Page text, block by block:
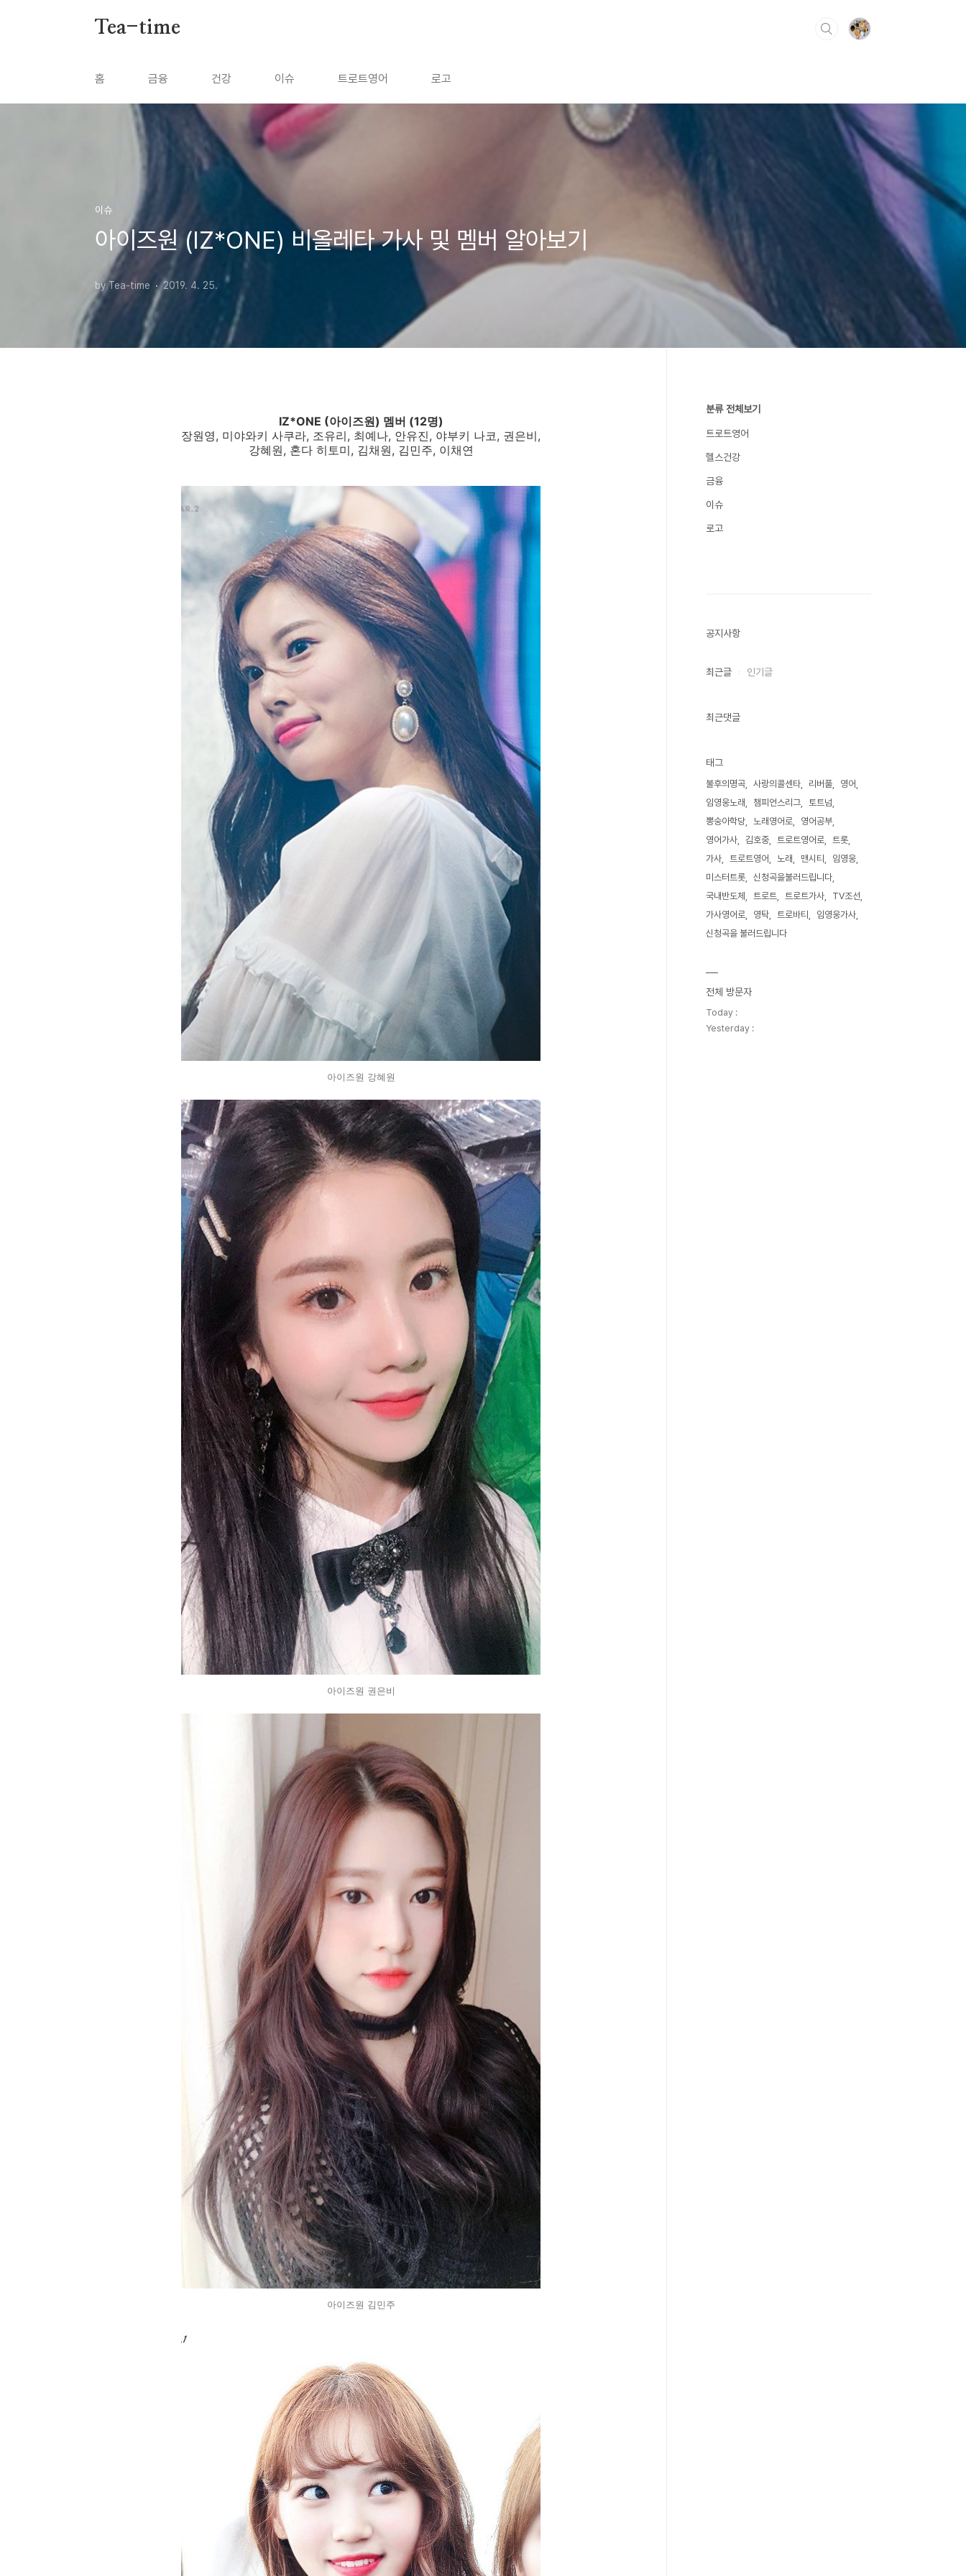
Tea-time
홈 금융 건강 이슈 트로트영어 로고
이슈
아이즈원 (IZ*ONE) 비올레타 가사 및 멤버 알아보기
by Tea-time 2019. 4. 25.
IZ*ONE (아이즈원) 멤버 (12명)
장원영, 미야와키 사쿠라, 조유리, 최예나, 안유진, 야부키 나코, 권은비,
강혜원, 혼다 히토미, 김채원, 김민주, 이채연
아이즈원 강혜원
아이즈원 권은비
아이즈원 김민주
분류 전체보기
트로트영어
헬스건강
금융
이슈
로고
공지사항
최근글 인기글
최근댓글
태그
불후의명곡 사랑의콜센타 리버풀
영어
임영웅노래
챔피언스리그
토트넘
뽕숭아학당
노래영어로
영어공부
영어가사
김호중 트로트영어로
트롯
가사
트로트영어 노래 맨시티
임영웅
미스터트롯
신청곡을불러드립니다
국내반도체
트로트 트로트가사
TV조선
가사영어로
영탁 트로바티
임영웅가사
신청곡을 불러드립니다
전체 방문자
Today :
Yesterday :